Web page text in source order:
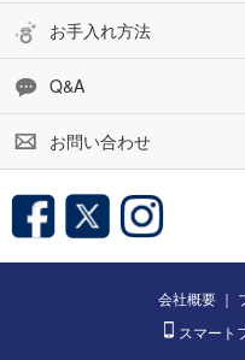
お手入れ方法
Q&A
お問い合わせ
会社概要 ｜
スマート